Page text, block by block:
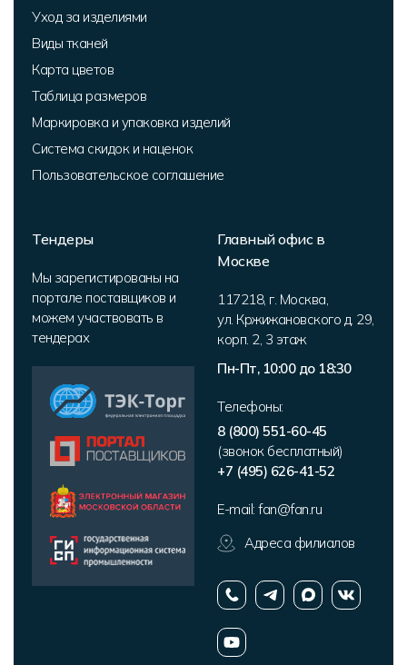
Уход за изделиями
Виды тканей
Карта цветов
Таблица размеров
Маркировка и упаковка изделий
Система скидок и наценок
Пользовательское соглашение
Тендеры
Мы зарегистированы на
портале поставщиков и
можем участвовать в
тендерах
Главный офис в
Москве
117218, г. Москва,
ул. Кржижановского д. 29,
корп. 2, 3 этаж
Пн-Пт, 10:00 до 18:30
Телефоны:
8 (800) 551-60-45
(звонок бесплатный)
+7 (495) 626-41-52
E-mail: fan@fan.ru
Адреса филиалов